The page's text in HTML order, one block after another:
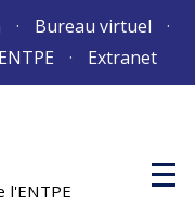
Bureau virtuel
ENTPE Extranet
l'ENTPE
M
e